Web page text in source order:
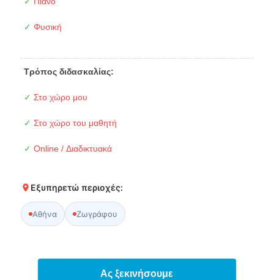
✓ Φυσική
Τρόπος διδασκαλίας:
✓ Στο χώρο μου
✓ Στο χώρο του μαθητή
✓ Online / Διαδικτυακά
Εξυπηρετώ περιοχές:
Αθήνα Ζωγράφου
Ας ξεκινήσουμε